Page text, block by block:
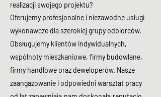
realizacji swojego projektu?
Oferujemy profesjonalne i niezawodne usługi
wykonawcze dla szerokiej grupy odbiorców.
Obsługujemy klientów indywidualnych,
wspólnoty mieszkaniowe, firmy budowlane,
firmy handlowe oraz deweloperów. Nasze
zaangażowanie i odpowiedni warsztat pracy